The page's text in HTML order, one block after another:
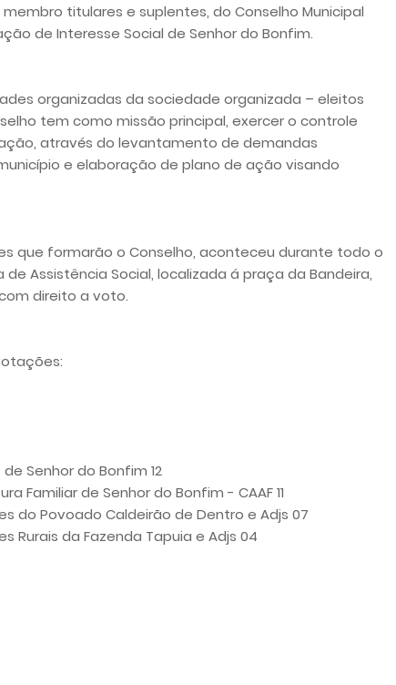
titulares e suplentes, do Conselho Municipal
de Interesse Social de Senhor do Bonfim.
organizadas da sociedade organizada – eleitos
tem como missão principal, exercer o controle
através do levantamento de demandas
e elaboração de plano de ação visando
que formarão o Conselho, aconteceu durante todo o
Assistência Social, localizada á praça da Bandeira,
direito a voto.
Senhor do Bonfim 12
Familiar de Senhor do Bonfim - CAAF 11
do Povoado Caldeirão de Dentro e Adjs 07
Rurais da Fazenda Tapuia e Adjs 04